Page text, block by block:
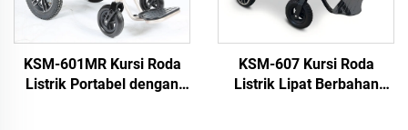
KSM-601MR Kursi Roda
Listrik Portabel dengan
KSM-607 Kursi Roda
Listrik Lipat Berbahan